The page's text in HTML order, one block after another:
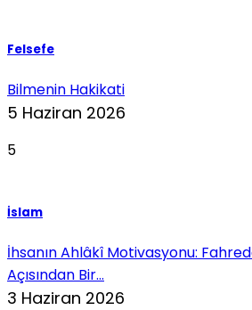
Felsefe
Bilmenin Hakikati
5 Haziran 2026
5
İslam
İhsanın Ahlâkî Motivasyonu:
Açısından Bir...
3 Haziran 2026